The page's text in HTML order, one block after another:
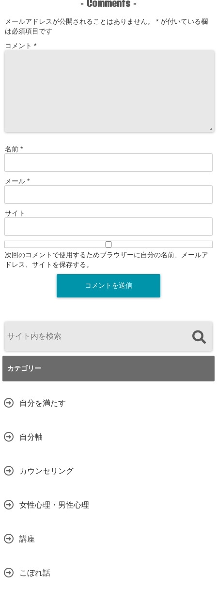
- Comments -
メールアドレスが公開されることはありません。 * が付いている欄
は必須項目です
コメント *
名前 *
メール *
サイト
次回のコメントで使用するためブラウザーに自分の名前、メールア
ドレス、サイトを保存する。
カテゴリー
自分を満たす
自分軸
カウンセリング
女性心理・男性心理
講座
こぼれ話